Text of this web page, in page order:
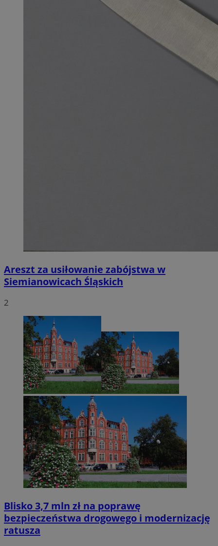
Areszt za usiłowanie zabójstwa w
Siemianowicach Śląskich
2
Blisko 3,7 mln zł na poprawę
bezpieczeństwa drogowego i modernizację
ratusza